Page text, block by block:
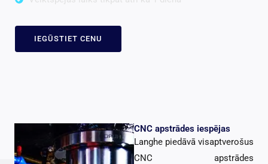
IEGŪSTIET CENU
CNC apstrādes iespējas
Langhe piedāvā visaptverošus
CNC apstrādes